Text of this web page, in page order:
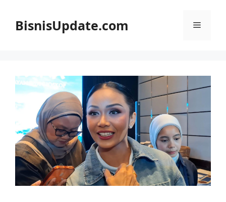
BisnisUpdate.com Menu